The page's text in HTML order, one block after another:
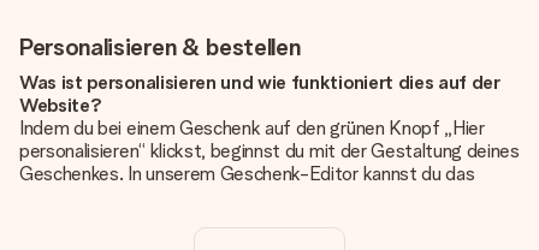
Personalisieren & bestellen
Was ist personalisieren und wie funktioniert dies auf der
Website?
Indem du bei einem Geschenk auf den grünen Knopf „Hier
personalisieren“ klickst, beginnst du mit der Gestaltung deines
Geschenkes. In unserem Geschenk-Editor kannst du das
noch eines unserer angebotenen Designs, um deinem